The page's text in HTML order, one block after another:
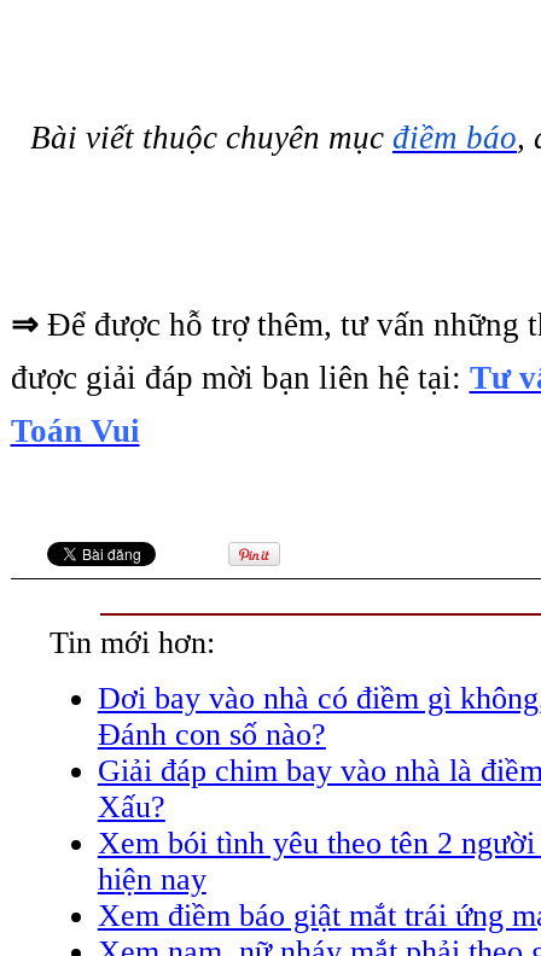
Bài viết thuộc chuyên mục điềm báo
⇒ Để được hỗ trợ thêm, tư vấn những
được giải đáp mời bạn liên hệ tại: Tư
Toán Vui
Tin mới hơn:
Dơi bay vào nhà có điềm gì
Đánh con số nào?
Giải đáp chim bay vào nhà là
Xấu?
Xem bói tình yêu theo tên 2
hiện nay
Xem điềm báo giật mắt trái ứng